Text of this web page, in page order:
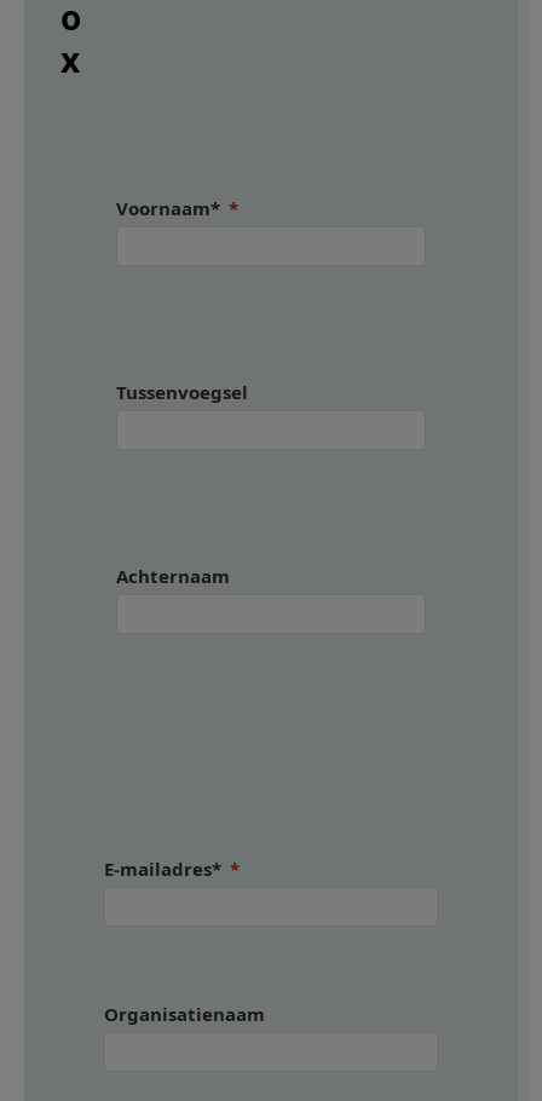
o
x
Voornaam*
Tussenvoegsel
Achternaam
E-mailadres*
Organisatienaam